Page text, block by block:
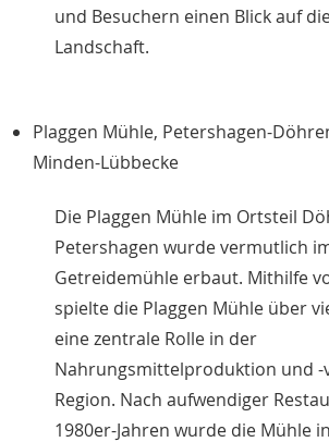
und Besuchern einen Blick auf
Landschaft.
Plaggen Mühle, Petershagen-
Minden-Lübbecke
Die Plaggen Mühle im Ortsteil
Petershagen wurde vermutlich
Getreidemühle erbaut. Mithilfe
spielte die Plaggen Mühle über
eine zentrale Rolle in der
Nahrungsmittelproduktion und
Region. Nach aufwendiger
1980er-Jahren wurde die Mühle